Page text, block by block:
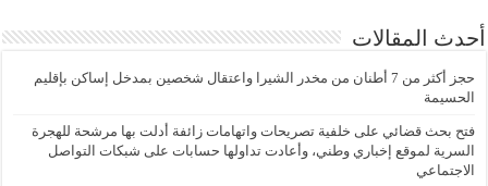
أحدث المقالات
حجز أكثر من 7 أطنان من مخدر الشيرا واعتقال شخصين بمدخل إساكن بإقليم
الحسيمة
فتح بحث قضائي على خلفية تصريحات واتهامات زائفة أدلت بها مرشحة للهجرة
السرية لموقع إخباري وطني، وأعادت تداولها حسابات على شبكات التواصل
الاجتماعي